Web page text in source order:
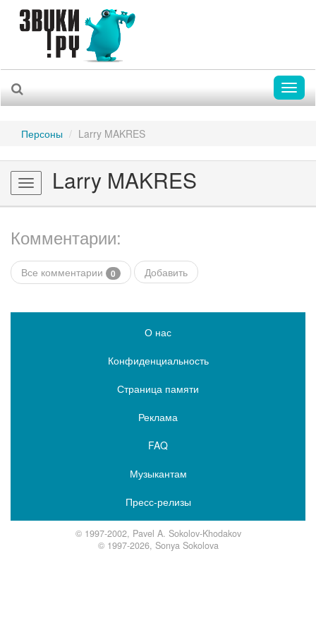
Персоны Larry MAKRES
Toggle
navigation
Larry MAKRES
Комментарии:
Все комментарии 0 Добавить
О нас
Конфиденциальность
Страница памяти
Реклама
FAQ
Музыкантам
Пресс-релизы
© 1997-2002, Pavel A. Sokolov-Khodakov
© 1997-2026, Sonya Sokolova